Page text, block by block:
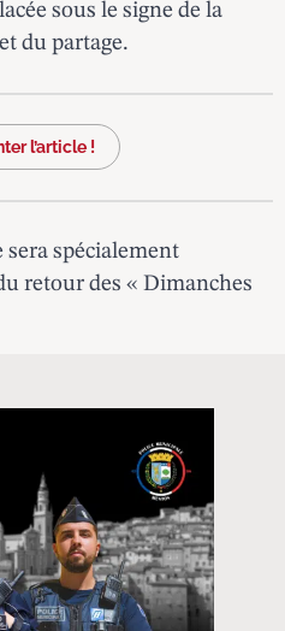
sous le signe de la
du partage.
l’article !
sera spécialement
retour des « Dimanches